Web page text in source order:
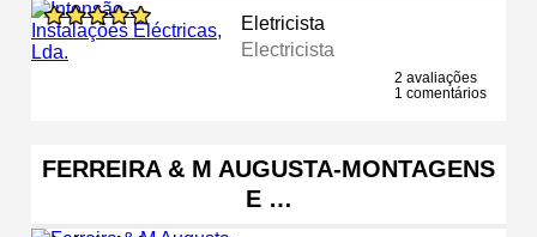
Eletricista
Electricista
2 avaliações
1 comentários
FERREIRA & M AUGUSTA-MONTAGENS
E …